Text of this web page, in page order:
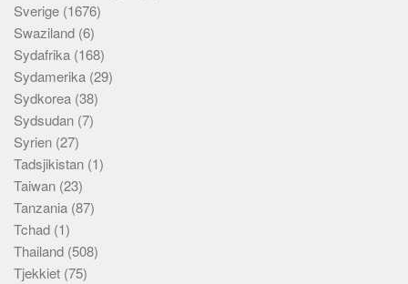
Sverige (1676)
Swaziland (6)
Sydafrika (168)
Sydamerika (29)
Sydkorea (38)
Sydsudan (7)
Syrien (27)
Tadsjikistan (1)
Taiwan (23)
Tanzania (87)
Tchad (1)
Thailand (508)
Tjekkiet (75)